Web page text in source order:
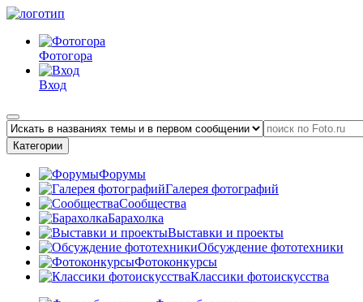
Фотогора
Вход
Категории
Форумы
Галерея фотографий
Сообщества
Барахолка
Выставки и проекты
Обсуждение фототехники
Фотоконкурсы
Классики фотоискусства